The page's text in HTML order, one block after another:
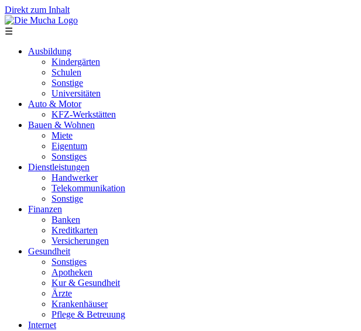
Direkt zum Inhalt
☰
Ausbildung
Kindergärten
Schulen
Sonstige
Universitäten
Auto & Motor
KFZ-Werkstätten
Bauen & Wohnen
Miete
Eigentum
Sonstiges
Dienstleistungen
Handwerker
Telekommunikation
Sonstige
Finanzen
Banken
Kreditkarten
Versicherungen
Gesundheit
Sonstiges
Apotheken
Kur & Gesundheit
Ärzte
Krankenhäuser
Pflege & Betreuung
Internet